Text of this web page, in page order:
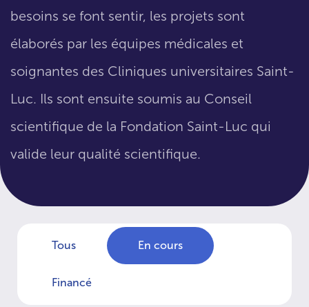
besoins se font sentir, les projets sont
élaborés par les équipes médicales et
soignantes des Cliniques universitaires Saint-
Luc. Ils sont ensuite soumis au Conseil
scientifique de la Fondation Saint-Luc qui
valide leur qualité scientifique.
Tous En cours
Financé